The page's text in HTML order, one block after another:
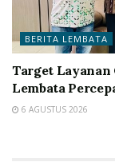
BERITA LEMBATA
Target Layanan
Lembata
6 AGUSTUS 2026